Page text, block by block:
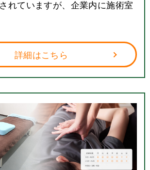
れていますが、企業内に施術室
詳細はこちら